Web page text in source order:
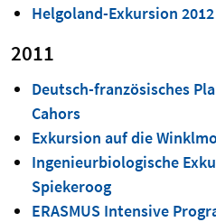
Helgoland-Exkursion 2012
2011
Deutsch-französisches
Cahors
Exkursion auf die
Ingenieurbiologische
Spiekeroog
ERASMUS Intensive